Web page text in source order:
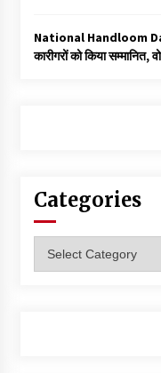
National Handloom
कारीगरों को किया सम्मानित,
Categories